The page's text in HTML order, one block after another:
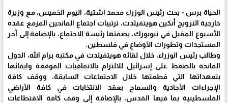
الحياة برس - بحث رئيس الوزراء محمد اشتية، اليوم الخميس، مع وزيرة
خارجية النرويج أنكين هويتفيلدت، ترتيبات اجتماع المانحين المزمع عقده
الأسبوع المقبل في نيويورك، بصفتها رئيسة الاجتماع، بالإضافة إلى آخر
المستجدات وتطورات الأوضاع في فلسطين.
وطالب رئيس الوزراء، خلال لقائه هويتفيلدت في مكتبه برام الله، الدول
المانحة بالضغط على إسرائيل للالتزام بالاتفاقيات الموقعة وايفائها
بتعهداتها التي قطعتها خلال الاجتماعات السابقة، ووقف كافة
الإجراءات الأحادية والسماح بعقد الانتخابات في كافة الأراضي
الفلسطينية بما فيها القدس، بالإضافة إلى وقف كافة الاقتطاعات